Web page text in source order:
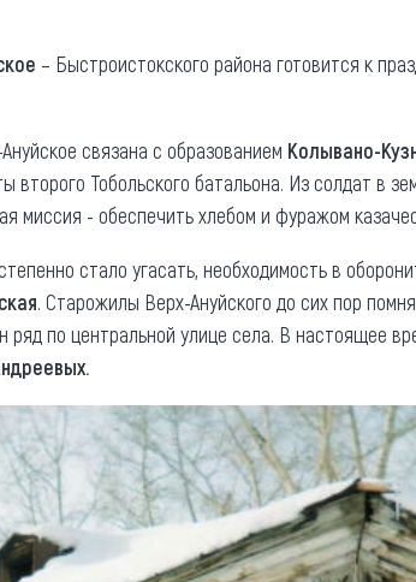
(сувениры)
Люди,
Карты и
– Быстроистокского района готовится к
связана с образованием Колывано-
второго Тобольского батальона. Из солдат в
миссия - обеспечить хлебом и фуражом
стало угасать, необходимость в
. Старожилы Верх-Ануйского до сих пор
по центральной улице села. В настоящее